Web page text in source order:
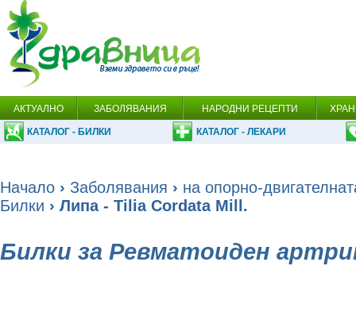
АКТУАЛНО ЗАБОЛЯВАНИЯ НАРОДНИ РЕЦЕПТИ
КАТАЛОГ - БИЛКИ КАТАЛОГ - ЛЕКАРИ
Начало › Заболявания › на опорно-
Билки › Липа - Tilia Cordata Mill.
Билки за Ревматоиден